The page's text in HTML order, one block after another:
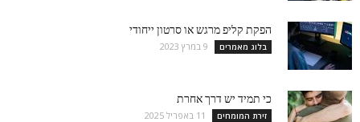
הפקת קליפ מרגש או סרטון ייחודי
בלוג מאמרים 9 במרץ 2023
כי תמיד יש דרך אחרת
זירת המומחים 11 באפריל 2025